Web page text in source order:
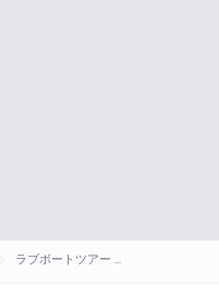
ラブボートツアー ドバイ